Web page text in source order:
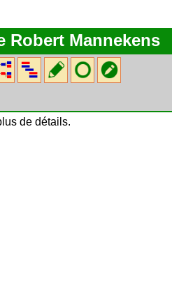
Robert Mannekens
de détails.